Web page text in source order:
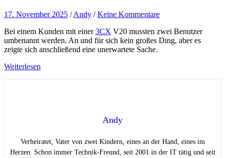
17. November 2025 /Andy /Keine Kommentare
Bei einem Kunden mit einer3CX V20 mussten zwei Benutzer
umbenannt werden. An und für sich kein großes Ding, aber es
zeigte sich anschließend eine unerwartete Sache.
Weiterlesen
Andy
Verheiratet, Vater von zwei Kindern, eines an der Hand, eines im
Herzen. Schon immer Technik-Freund, seit 2001 in der IT tätig und seit